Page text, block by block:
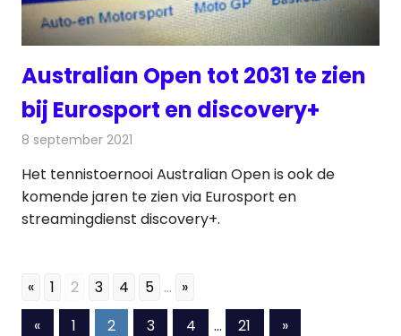
Australian Open tot 2031 te zien
bij Eurosport en discovery+
8 september 2021
Het tennistoernooi Australian Open is ook de
komende jaren te zien via Eurosport en
streamingdienst discovery+.
« 1 2 3 4 5 ... »
Berichten
«Vorige1 2 3 4 … 21 Volgende
»